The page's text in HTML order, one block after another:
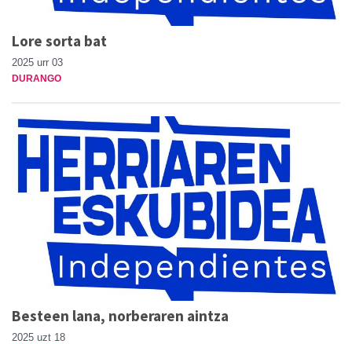
Lore sorta bat
2025 urr 03
DURANGO
Besteen lana, norberaren aintza
2025 uzt 18